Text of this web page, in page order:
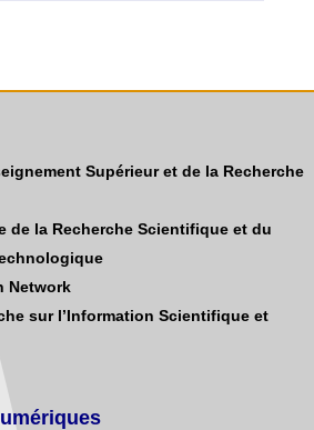
Supérieur et de la Recherche
de la Recherche Scientifique et du
Network
sur l’Information Scientifique et